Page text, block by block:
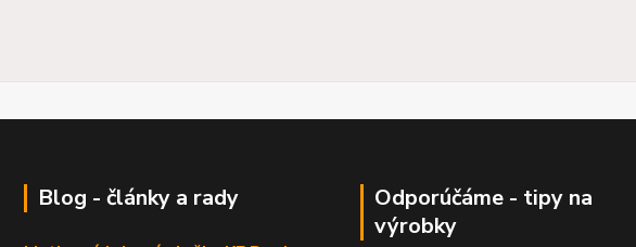
Blog - články a rady
Odporúčáme - tipy na
výrobky